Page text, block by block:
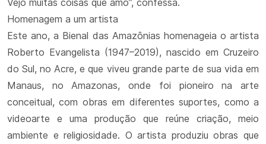
Vejo muitas coisas que amo”, confessa.
Homenagem a um artista
Este ano, a Bienal das Amazônias homenageia o artista
Roberto Evangelista (1947–2019), nascido em Cruzeiro
do Sul, no Acre, e que viveu grande parte de sua vida em
Manaus, no Amazonas, onde foi pioneiro na arte
conceitual, com obras em diferentes suportes, como a
videoarte e uma produção que reúne criação, meio
ambiente e religiosidade. O artista produziu obras que